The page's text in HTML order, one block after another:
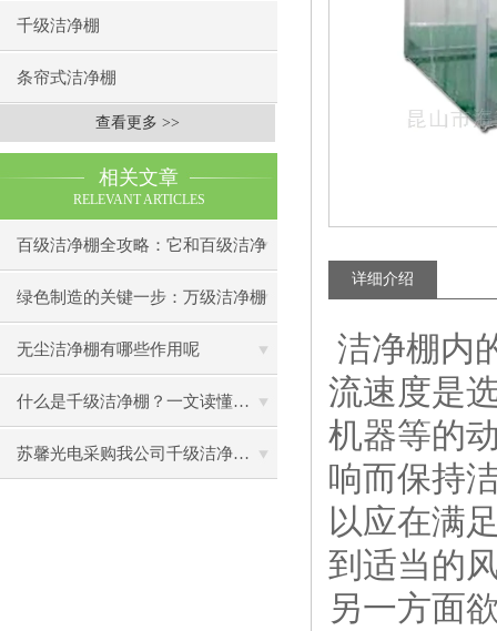
千级洁净棚
条帘式洁净棚
查看更多 >>
相关文章
RELEVANT ARTICLES
百级洁净棚全攻略：它和百级洁净
室到底有什么区别？
绿色制造的关键一步：万级洁净棚
助力环保型半导体产业发展
无尘洁净棚有哪些作用呢
什么是千级洁净棚？一文读懂其结构特点与局部净化优势
苏馨光电采购我公司千级洁净棚普通工作台一批（7月07日）已顺利交货
详细介绍
洁净棚内
流速度是
机器等的
响而保持
以应在满
到适当的
另一方面